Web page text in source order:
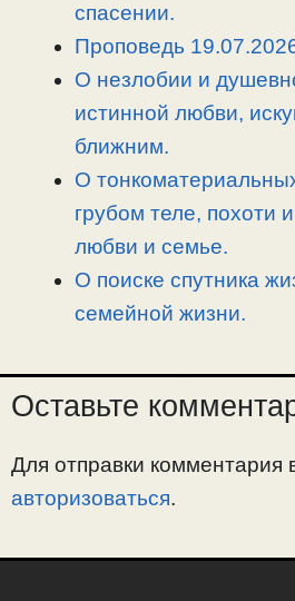
спасении.
Проповедь
О незлобии и
истинной любви,
ближним.
О
грубом теле, похоти
любви и семье.
О поиске спутника
семейной жизни.
Оставьте
Для отправки комментария
авторизоваться.